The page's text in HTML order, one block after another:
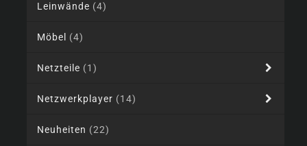
Leinwände (4)
Möbel (4)
Netzteile (1)
Netzwerkplayer (14)
Neuheiten (22)